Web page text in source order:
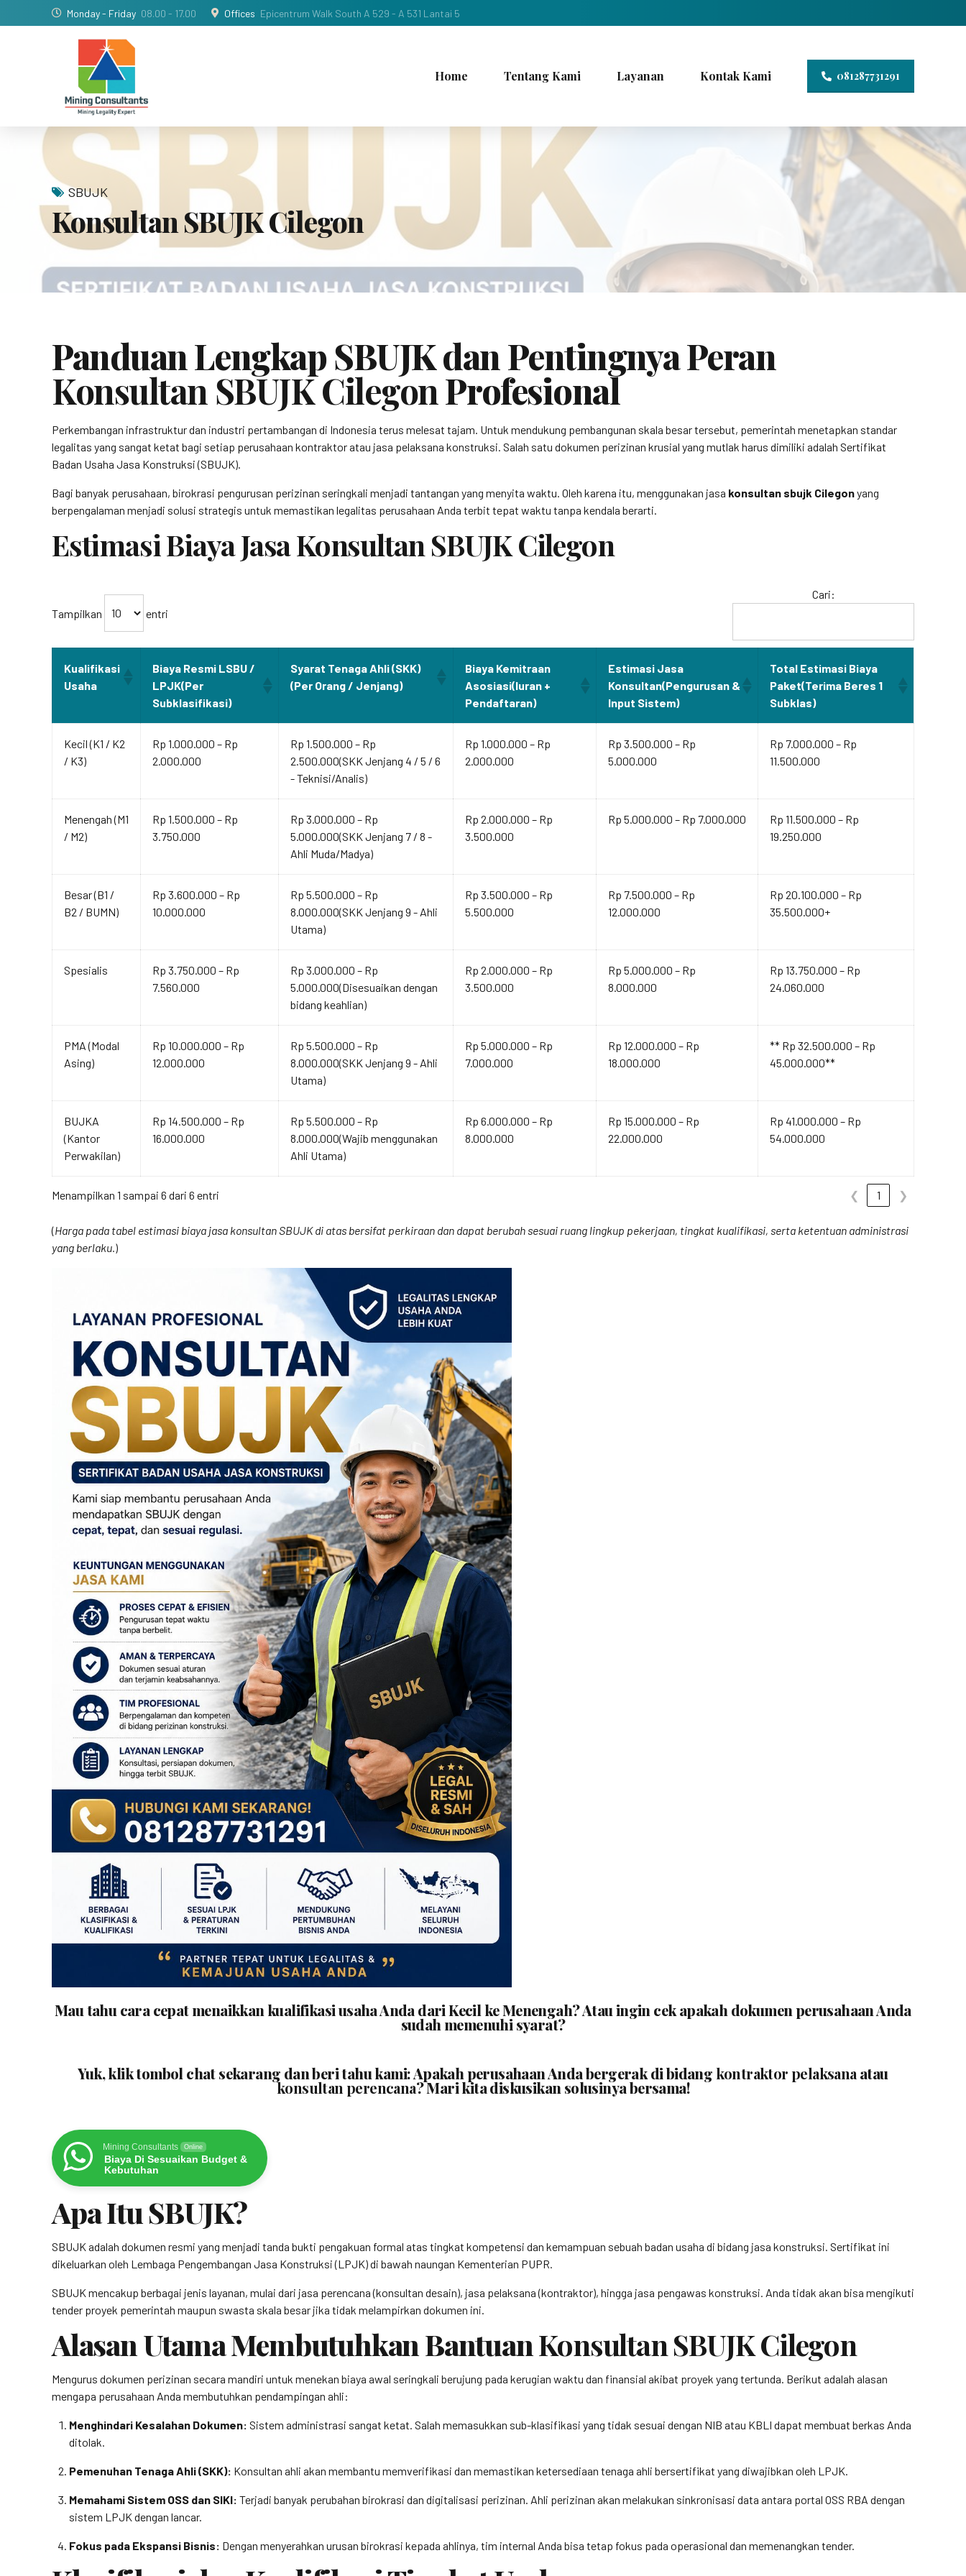
Monday - Friday 08.00 - 17.00 Offices Epicentrum Walk South A 529 - A 531 Lantai 5
081287731291
Home Tentang Kami Layanan Kontak Kami
SBUJK
Konsultan SBUJK Cilegon
Panduan Lengkap SBUJK dan Pentingnya Peran
Konsultan SBUJK CilegonProfesional
Perkembangan infrastruktur dan industri pertambangan di Indonesia terus melesat tajam. Untuk mendukung pembangunan skala besar tersebut, pemerintah menetapkan standar
legalitas yang sangat ketat bagi setiap perusahaan kontraktor atau jasa pelaksana konstruksi. Salah satu dokumen perizinan krusial yang mutlak harus dimiliki adalah Sertifikat
Badan Usaha Jasa Konstruksi (SBUJK).
Bagi banyak perusahaan, birokrasi pengurusan perizinan seringkali menjadi tantangan yang menyita waktu. Oleh karena itu, menggunakan jasa konsultan sbujk Cilegonyang
berpengalaman menjadi solusi strategis untuk memastikan legalitas perusahaan Anda terbit tepat waktu tanpa kendala berarti.
Estimasi Biaya Jasa Konsultan SBUJK Cilegon
Tampilkan entri
Cari:
Kualifikasi
Usaha
Biaya Resmi LSBU /
LPJK(Per
Subklasifikasi)
Syarat Tenaga Ahli (SKK)
(Per Orang / Jenjang)
Biaya Kemitraan
Asosiasi(Iuran +
Pendaftaran)
Estimasi Jasa
Konsultan(Pengurusan &
Input Sistem)
Total Estimasi Biaya
Paket(Terima Beres 1
Subklas)
Kecil (K1 / K2
/ K3)
Rp 1.000.000 – Rp
2.000.000
Rp 1.500.000 – Rp
2.500.000(SKK Jenjang 4 / 5 / 6
- Teknisi/Analis)
Rp 1.000.000 – Rp
2.000.000
Rp 3.500.000 – Rp
5.000.000
Rp 7.000.000 – Rp
11.500.000
Menengah (M1
/ M2)
Rp 1.500.000 – Rp
3.750.000
Rp 3.000.000 – Rp
5.000.000(SKK Jenjang 7 / 8 -
Ahli Muda/Madya)
Rp 2.000.000 – Rp
3.500.000
Rp 5.000.000 – Rp 7.000.000
Rp 11.500.000 – Rp
19.250.000
Besar (B1 /
B2 / BUMN)
Rp 3.600.000 – Rp
10.000.000
Rp 5.500.000 – Rp
8.000.000(SKK Jenjang 9 - Ahli
Utama)
Rp 3.500.000 – Rp
5.500.000
Rp 7.500.000 – Rp
12.000.000
Rp 20.100.000 – Rp
35.500.000+
Spesialis
Rp 3.750.000 – Rp
7.560.000
Rp 3.000.000 – Rp
5.000.000(Disesuaikan dengan
bidang keahlian)
Rp 2.000.000 – Rp
3.500.000
Rp 5.000.000 – Rp
8.000.000
Rp 13.750.000 – Rp
24.060.000
PMA (Modal
Asing)
Rp 10.000.000 – Rp
12.000.000
Rp 5.500.000 – Rp
8.000.000(SKK Jenjang 9 - Ahli
Utama)
Rp 5.000.000 – Rp
7.000.000
Rp 12.000.000 – Rp
18.000.000
** Rp 32.500.000 – Rp
45.000.000**
BUJKA
(Kantor
Perwakilan)
Rp 14.500.000 – Rp
16.000.000
Rp 5.500.000 – Rp
8.000.000(Wajib menggunakan
Ahli Utama)
Rp 6.000.000 – Rp
8.000.000
Rp 15.000.000 – Rp
22.000.000
Rp 41.000.000 – Rp
54.000.000
Menampilkan 1 sampai 6 dari 6 entri ❮ 1 ❯
(Harga pada tabel estimasi biaya jasa konsultan SBUJK di atas bersifat perkiraan dan dapat berubah sesuai ruang lingkup pekerjaan, tingkat kualifikasi, serta ketentuan administrasi
yang berlaku.)
Mau tahu cara cepat menaikkan kualifikasi usaha Anda dari Kecil ke Menengah? Atau ingin cek apakah dokumen perusahaan Anda
sudah memenuhi syarat?
Yuk, klik tombol chat sekarang dan beri tahu kami: Apakah perusahaan Anda bergerak di bidangkontraktor pelaksana atau
konsultan perencana? Mari kita diskusikan solusinya bersama!
Mining Consultants Online
Biaya Di Sesuaikan Budget &
Kebutuhan
Apa Itu SBUJK?
SBUJK adalah dokumen resmi yang menjadi tanda bukti pengakuan formal atas tingkat kompetensi dan kemampuan sebuah badan usaha di bidang jasa konstruksi. Sertifikat ini
dikeluarkan oleh Lembaga Pengembangan Jasa Konstruksi (LPJK) di bawah naungan Kementerian PUPR.
SBUJK mencakup berbagai jenis layanan, mulai dari jasa perencana (konsultan desain), jasa pelaksana (kontraktor), hingga jasa pengawas konstruksi. Anda tidak akan bisa mengikuti
tender proyek pemerintah maupun swasta skala besar jika tidak melampirkan dokumen ini.
Alasan Utama Membutuhkan BantuanKonsultan SBUJK Cilegon
Mengurus dokumen perizinan secara mandiri untuk menekan biaya awal seringkali berujung pada kerugian waktu dan finansial akibat proyek yang tertunda. Berikut adalah alasan
mengapa perusahaan Anda membutuhkan pendampingan ahli:
Menghindari Kesalahan Dokumen: Sistem administrasi sangat ketat. Salah memasukkan sub-klasifikasi yang tidak sesuai dengan NIB atau KBLI dapat membuat berkas Anda
ditolak.
Pemenuhan Tenaga Ahli (SKK): Konsultan ahli akan membantu memverifikasi dan memastikan ketersediaan tenaga ahli bersertifikat yang diwajibkan oleh LPJK.
Memahami Sistem OSS dan SIKI: Terjadi banyak perubahan birokrasi dan digitalisasi perizinan. Ahli perizinan akan melakukan sinkronisasi data antara portal OSS RBA dengan
sistem LPJK dengan lancar.
Fokus pada Ekspansi Bisnis: Dengan menyerahkan urusan birokrasi kepada ahlinya, tim internal Anda bisa tetap fokus pada operasional dan memenangkan tender.